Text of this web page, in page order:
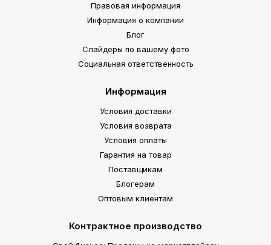
Правовая информация
Информация о компании
Блог
Слайдеры по вашему фото
Социальная ответственность
Информация
Условия доставки
Условия возврата
Условия оплаты
Гарантия на товар
Поставщикам
Блогерам
Оптовым клиентам
Контрактное производство